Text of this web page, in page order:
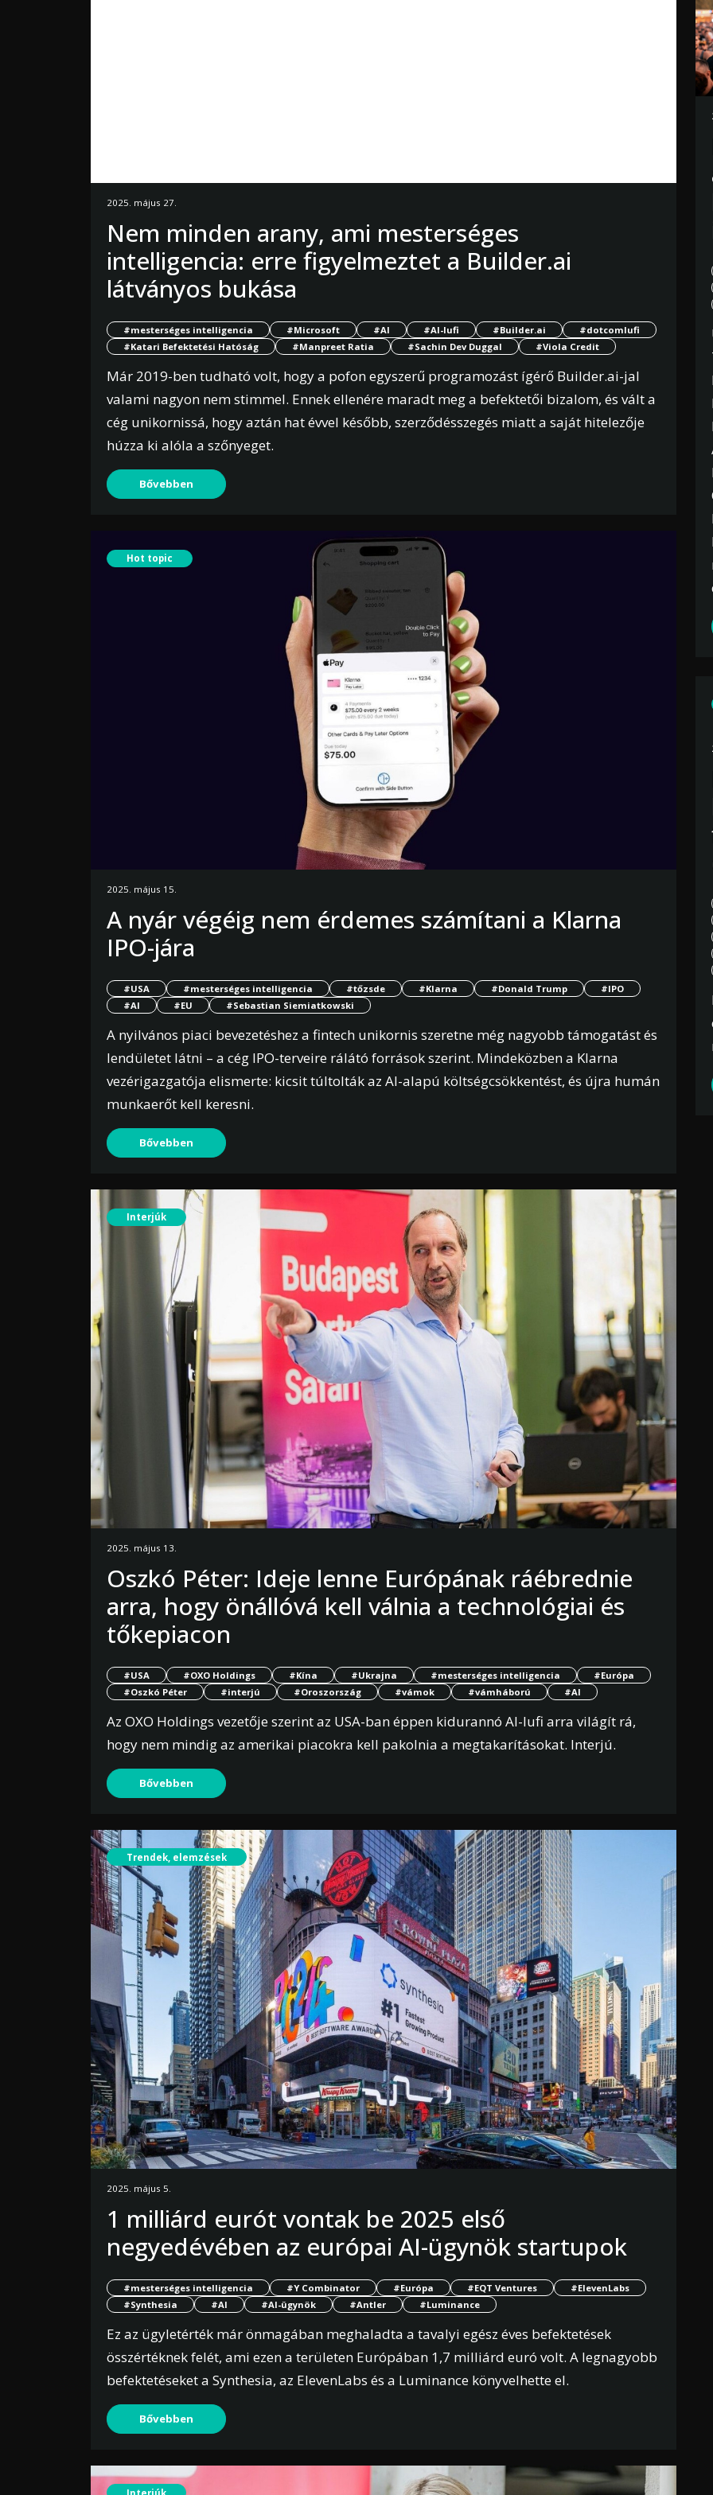
2025. május 27.
Nem minden arany, ami mesterséges
intelligencia: erre figyelmeztet a Builder.ai
látványos bukása
#mesterséges intelligencia #Microsoft #AI #AI-lufi #Builder.ai
#dotcomlufi
#Katari Befektetési Hatóság
#Manpreet Ratia #Sachin Dev Duggal #Viola Credit
Már 2019-ben tudható volt, hogy a pofon egyszerű programozást ígérő Builder.ai-jal
valami nagyon nem stimmel. Ennek ellenére maradt meg a befektetői bizalom, és vált a
cég unikornissá, hogy aztán hat évvel később, szerződésszegés miatt a saját hitelezője
húzza ki alóla a szőnyeget.
Bővebben
Hot topic
2025. május 15.
A nyár végéig nem érdemes számítani a Klarna
IPO-jára
#USA #mesterséges intelligencia #tőzsde #Klarna #Donald Trump
#IPO
#AI
#EU #Sebastian Siemiatkowski
A nyilvános piaci bevezetéshez a fintech unikornis szeretne még nagyobb támogatást és
lendületet látni – a cég IPO-terveire rálátó források szerint. Mindeközben a Klarna
vezérigazgatója elismerte: kicsit túltolták az AI-alapú költségcsökkentést, és újra humán
munkaerőt kell keresni.
Bővebben
Interjúk
2025. május 13.
Oszkó Péter: Ideje lenne Európának ráébrednie
arra, hogy önállóvá kell válnia a technológiai és
tőkepiacon
#USA #OXO Holdings #Kína #Ukrajna #mesterséges intelligencia
#Európa
#Oszkó Péter
#interjú #Oroszország #vámok #vámháború #AI
Az OXO Holdings vezetője szerint az USA-ban éppen kidurannó AI-lufi arra világít rá,
hogy nem mindig az amerikai piacokra kell pakolnia a megtakarításokat. Interjú.
Bővebben
Trendek, elemzések
2025. május 5.
1 milliárd eurót vontak be 2025 első
negyedévében az európai AI-ügynök startupok
#mesterséges intelligencia #Y Combinator #Európa #EQT Ventures
#ElevenLabs
#Synthesia
#AI #AI-ügynök #Antler #Luminance
Ez az ügyletérték már önmagában meghaladta a tavalyi egész éves befektetések
összértéknek felét, ami ezen a területen Európában 1,7 milliárd euró volt. A legnagyobb
befektetéseket a Synthesia, az ElevenLabs és a Luminance könyvelhette el.
Bővebben